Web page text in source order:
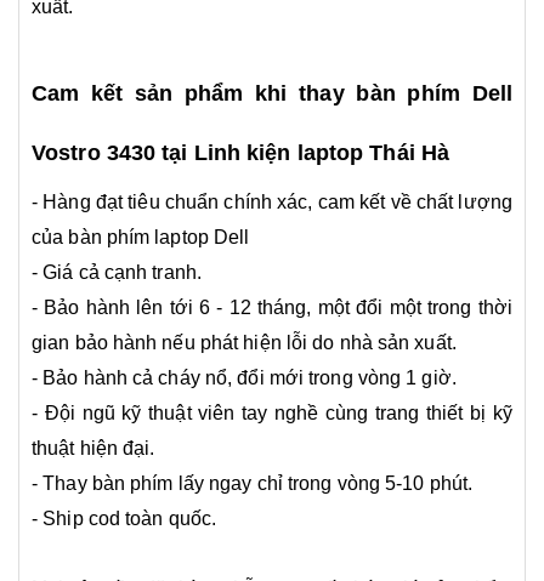
xuất.
Cam kết sản phẩm khi thay bàn phím Dell
Vostro 3430 tại Linh kiện laptop Thái Hà
- Hàng đạt tiêu chuẩn chính xác, cam kết về chất lượng
của bàn phím laptop Dell
- Giá cả cạnh tranh.
- Bảo hành lên tới 6 - 12 tháng, một đổi một trong thời
gian bảo hành nếu phát hiện lỗi do nhà sản xuất.
- Bảo hành cả cháy nổ, đổi mới trong vòng 1 giờ.
- Đội ngũ kỹ thuật viên tay nghề cùng trang thiết bị kỹ
thuật hiện đại.
- Thay bàn phím lấy ngay chỉ trong vòng 5-10 phút.
- Ship cod toàn quốc.